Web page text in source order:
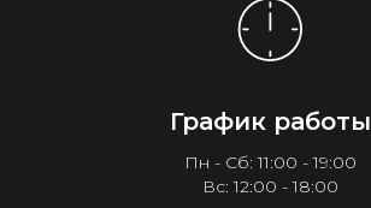
График работы
Пн - Сб: 11:00 - 19:00
Вс: 12:00 - 18:00